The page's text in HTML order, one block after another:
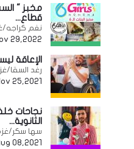
مخبز "
قطاع...
نغم كراجه/
29,2022
الإعاقة
رغد السقا/
25,2021
نجاحات
الثانوية...
سها سكر/
08,2021